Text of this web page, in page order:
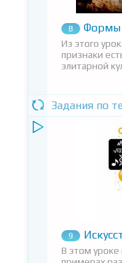
8 Формы
Из этого
признаки
элитарной
Задания по
9
В этом